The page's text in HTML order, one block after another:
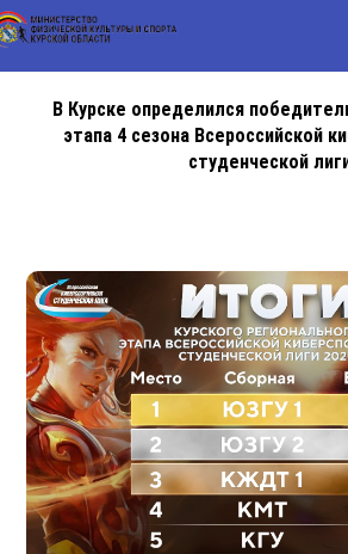
В Курске определился
этапа 4 сезона Всероссийской
студенческой